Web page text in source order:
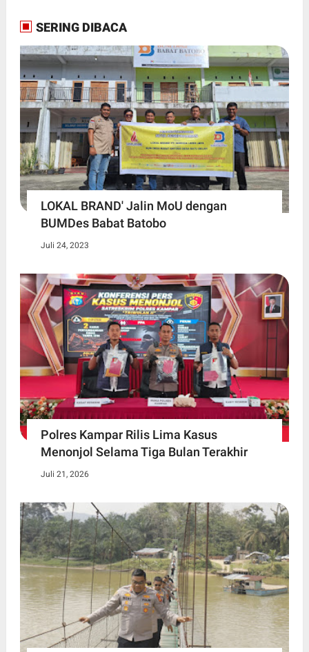
SERING DIBACA
LOKAL BRAND' Jalin MoU dengan
BUMDes Babat Batobo
Juli 24, 2023
Polres Kampar Rilis Lima Kasus
Menonjol Selama Tiga Bulan Terakhir
Juli 21, 2026